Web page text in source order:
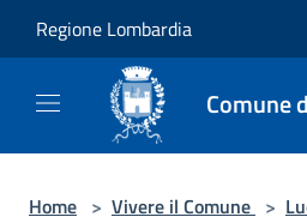
Regione Lombardia
Comune
Home > Vivere il Comune >